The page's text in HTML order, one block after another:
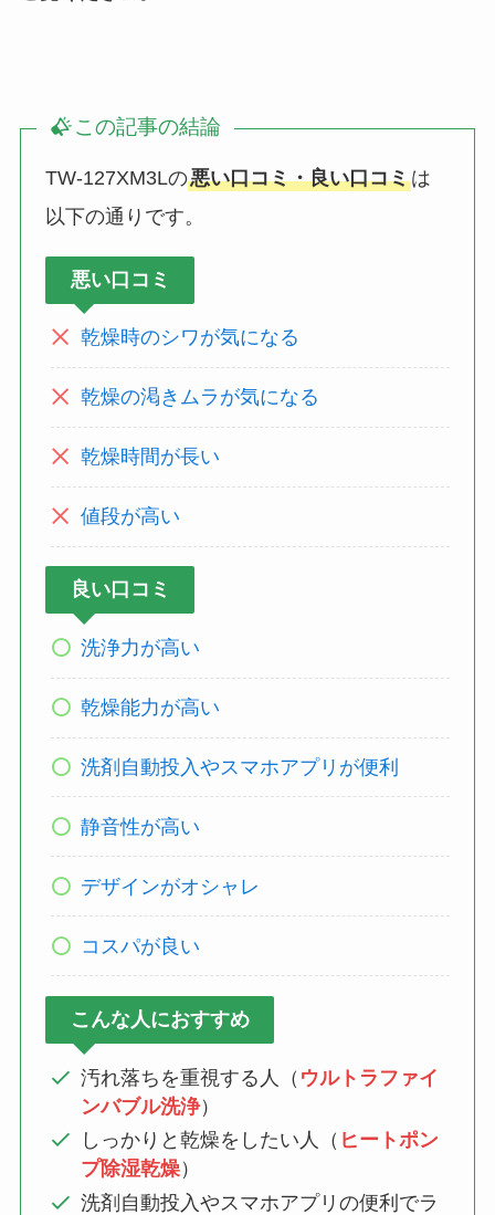
この記事の結論
TW-127XM3Lの悪い口コミ・良い口コミは
以下の通りです。
悪い口コミ
乾燥時のシワが気になる
乾燥の渇きムラが気になる
乾燥時間が長い
値段が高い
良い口コミ
洗浄力が高い
乾燥能力が高い
洗剤自動投入やスマホアプリが便利
静音性が高い
デザインがオシャレ
コスパが良い
こんな人におすすめ
汚れ落ちを重視する人（ ウルトラファイ
ンバブル洗浄）
しっかりと乾燥をしたい人（ ヒートポン
プ除湿乾燥）
洗剤自動投入やスマホアプリの便利でラ